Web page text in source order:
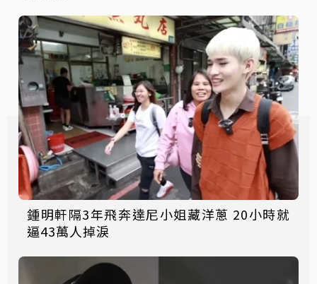
鍾明軒隔3年飛奔達尼小姐藏洋蔥 20小時就
逼43萬人掉淚